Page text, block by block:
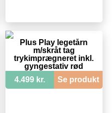
Plus Play legetårn
m/skråt tag
trykimprægneret inkl.
gyngestativ rød
rutsjebane og
gyngesæder 185280-5
4.499 kr. Se produkt